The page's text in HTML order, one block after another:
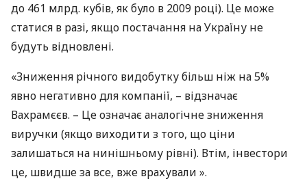
до 461 млрд. кубів, як було в 2009 році). Це може
статися в разі, якщо постачання на Україну не
будуть відновлені.
«Зниження річного видобутку більш ніж на 5%
явно негативно для компанії, – відзначає
Вахрамєєв. – Це означає аналогічне зниження
виручки (якщо виходити з того, що ціни
залишаться на нинішньому рівні). Втім, інвестори
це, швидше за все, вже врахували ».